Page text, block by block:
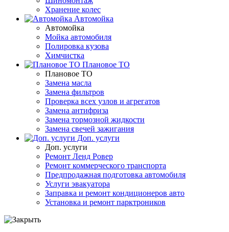
Хранение колес
Автомойка
Автомойка
Мойка автомобиля
Полировка кузова
Химчистка
Плановое ТО
Плановое ТО
Замена масла
Замена фильтров
Проверка всех узлов и агрегатов
Замена антифриза
Замена тормозной жидкости
Замена свечей зажигания
Доп. услуги
Доп. услуги
Ремонт Ленд Ровер
Ремонт коммерческого транспорта
Предпродажная подготовка автомобиля
Услуги эвакуатора
Заправка и ремонт кондиционеров авто
Установка и ремонт парктроников